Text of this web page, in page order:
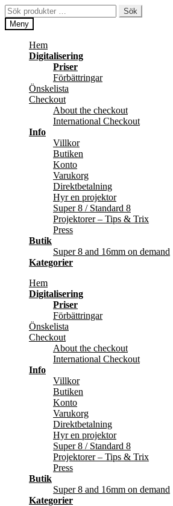
Hoppa
till
navigering
Hoppa
till
innehåll
Sök
efter:
Sök
Meny
Hem
Digitalisering
Priser
Förbättringar
Önskelista
Checkout
About the checkout
International Checkout
Info
Villkor
Butiken
Konto
Varukorg
Direktbetalning
Hyr en projektor
Super 8 / Standard 8
Projektorer – Tips & Trix
Press
Butik
Super 8 and 16mm on demand
Kategorier
Hem
Digitalisering
Priser
Förbättringar
Önskelista
Checkout
About the checkout
International Checkout
Info
Villkor
Butiken
Konto
Varukorg
Direktbetalning
Hyr en projektor
Super 8 / Standard 8
Projektorer – Tips & Trix
Press
Butik
Super 8 and 16mm on demand
Kategorier